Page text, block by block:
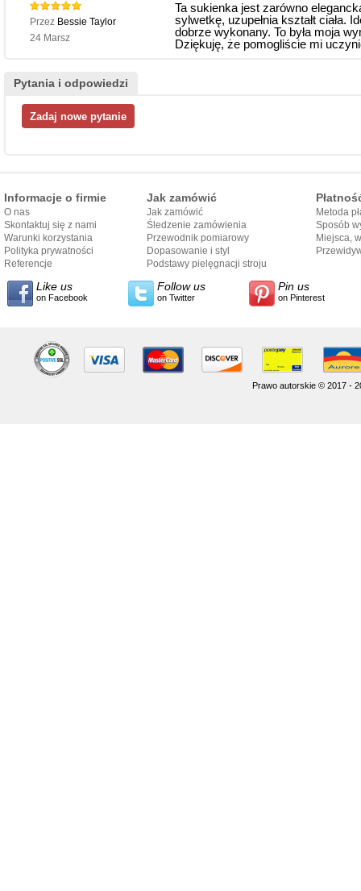
Przez Bessie Taylor
24 Marsz
Ta sukienka jest zarówno
sylwetkę, uzupełnia kształt ciała.
dobrze wykonany. To była moja
Dziękuję, że pomogliście mi
Pytania i odpowiedzi
Informacje o firmie
O nas
Skontaktuj się z nami
Warunki korzystania
Polityka prywatności
Referencje
Jak zamówić
Jak zamówić
Śledzenie zamówienia
Przewodnik pomiarowy
Dopasowanie i styl
przewodnika
Podstawy pielęgnacji stroju
Metoda
Sposób
Miejsca,
Like us
on Facebook
Follow us
on Twitter
Pin us
on Pinterest
Prawo autorskie © 2017 -